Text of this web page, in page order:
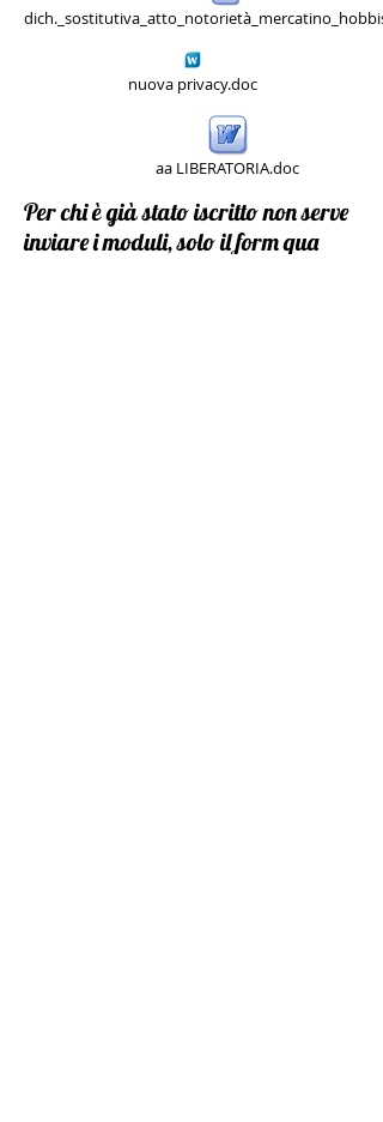
nuova privacy.doc
aa LIBERATORIA.doc
Per chi è già stato iscritto non serve
inviare i moduli, solo il form qua